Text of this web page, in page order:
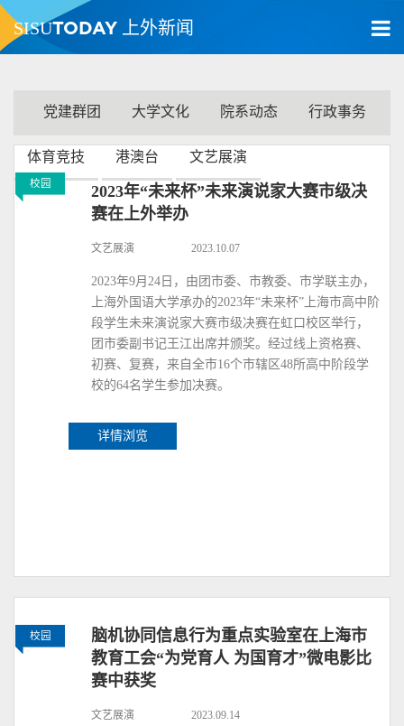
SISUTODAY 上外新闻
党建群团 大学文化 院系动态 行政事务
体育竞技 港澳台 文艺展演
校园
2023年“未来杯”未来演说家大赛市级决
赛在上外举办
文艺展演 2023.10.07
2023年9月24日，由团市委、市教委、市学联主办，
上海外国语大学承办的2023年“未来杯”上海市高中阶
段学生未来演说家大赛市级决赛在虹口校区举行，
团市委副书记王江出席并颁奖。经过线上资格赛、
初赛、复赛，来自全市16个市辖区48所高中阶段学
校的64名学生参加决赛。
详情浏览
校园
脑机协同信息行为重点实验室在上海市
教育工会“为党育人 为国育才”微电影比
赛中获奖
文艺展演 2023.09.14